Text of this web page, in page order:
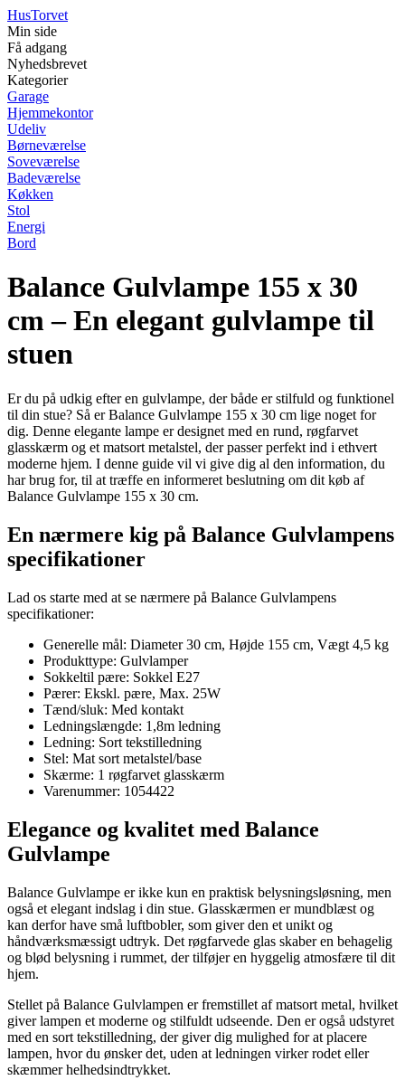
HusTorvet
Min side
Få adgang
Nyhedsbrevet
Kategorier
Garage
Hjemmekontor
Udeliv
Børneværelse
Soveværelse
Badeværelse
Køkken
Stol
Energi
Bord
Balance Gulvlampe 155 x 30
cm – En elegant gulvlampe til
stuen
Er du på udkig efter en gulvlampe, der både er stilfuld og funktionel
til din stue? Så er Balance Gulvlampe 155 x 30 cm lige noget for
dig. Denne elegante lampe er designet med en rund, røgfarvet
glasskærm og et matsort metalstel, der passer perfekt ind i ethvert
moderne hjem. I denne guide vil vi give dig al den information, du
har brug for, til at træffe en informeret beslutning om dit køb af
Balance Gulvlampe 155 x 30 cm.
En nærmere kig på Balance Gulvlampens
specifikationer
Lad os starte med at se nærmere på Balance Gulvlampens
specifikationer:
Generelle mål: Diameter 30 cm, Højde 155 cm, Vægt 4,5 kg
Produkttype: Gulvlamper
Sokkeltil pære: Sokkel E27
Pærer: Ekskl. pære, Max. 25W
Tænd/sluk: Med kontakt
Ledningslængde: 1,8m ledning
Ledning: Sort tekstilledning
Stel: Mat sort metalstel/base
Skærme: 1 røgfarvet glasskærm
Varenummer: 1054422
Elegance og kvalitet med Balance
Gulvlampe
Balance Gulvlampe er ikke kun en praktisk belysningsløsning, men
også et elegant indslag i din stue. Glasskærmen er mundblæst og
kan derfor have små luftbobler, som giver den et unikt og
håndværksmæssigt udtryk. Det røgfarvede glas skaber en behagelig
og blød belysning i rummet, der tilføjer en hyggelig atmosfære til dit
hjem.
Stellet på Balance Gulvlampen er fremstillet af matsort metal, hvilket
giver lampen et moderne og stilfuldt udseende. Den er også udstyret
med en sort tekstilledning, der giver dig mulighed for at placere
lampen, hvor du ønsker det, uden at ledningen virker rodet eller
skæmmer helhedsindtrykket.